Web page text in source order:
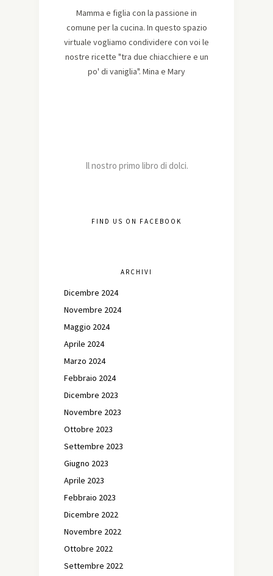
Mamma e figlia con la passione in
comune per la cucina. In questo spazio
virtuale vogliamo condividere con voi le
nostre ricette "tra due chiacchiere e un
po' di vaniglia". Mina e Mary
Il nostro primo libro di dolci.
FIND US ON FACEBOOK
ARCHIVI
Dicembre 2024
Novembre 2024
Maggio 2024
Aprile 2024
Marzo 2024
Febbraio 2024
Dicembre 2023
Novembre 2023
Ottobre 2023
Settembre 2023
Giugno 2023
Aprile 2023
Febbraio 2023
Dicembre 2022
Novembre 2022
Ottobre 2022
Settembre 2022